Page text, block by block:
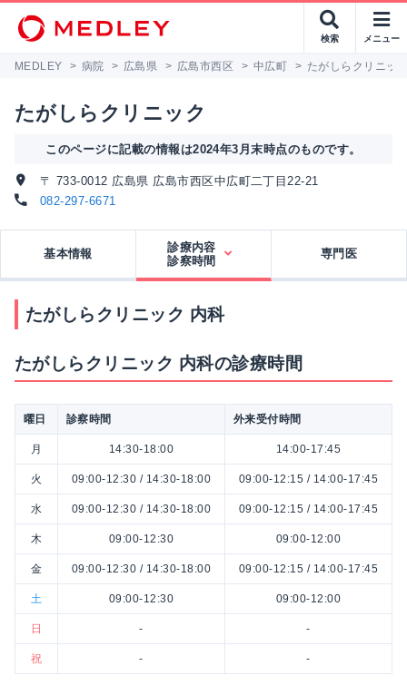
検索 メニュー
MEDLEY > 病院 > 広島県 > 広島市西区 > 中広町 > たがしらクリニッ
たがしらクリニック
このページに記載の情報は2024年3月末時点のものです。
〒 733-0012 広島県 広島市西区中広町二丁目22-21
082-297-6671
基本情報
診療内容
診察時間
専門医
たがしらクリニック 内科
たがしらクリニック 内科の診療時間
曜日 診察時間 外来受付時間
月 14:30-18:00 14:00-17:45
火 09:00-12:30 / 14:30-18:00 09:00-12:15 / 14:00-17:45
水 09:00-12:30 / 14:30-18:00 09:00-12:15 / 14:00-17:45
木 09:00-12:30 09:00-12:00
金 09:00-12:30 / 14:30-18:00 09:00-12:15 / 14:00-17:45
土 09:00-12:30 09:00-12:00
日 - -
祝 - -